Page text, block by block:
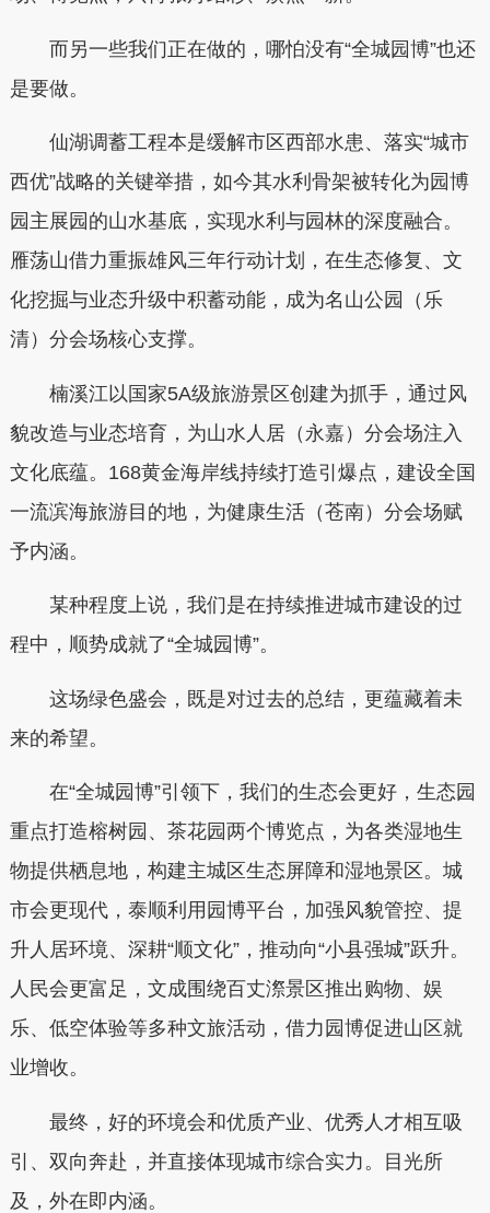
而另一些我们正在做的，哪怕没有“全城园博”也还
是要做。
仙湖调蓄工程本是缓解市区西部水患、落实“城市
西优”战略的关键举措，如今其水利骨架被转化为园博
园主展园的山水基底，实现水利与园林的深度融合。
雁荡山借力重振雄风三年行动计划，在生态修复、文
化挖掘与业态升级中积蓄动能，成为名山公园（乐
清）分会场核心支撑。
楠溪江以国家5A级旅游景区创建为抓手，通过风
貌改造与业态培育，为山水人居（永嘉）分会场注入
文化底蕴。168黄金海岸线持续打造引爆点，建设全国
一流滨海旅游目的地，为健康生活（苍南）分会场赋
予内涵。
某种程度上说，我们是在持续推进城市建设的过
程中，顺势成就了“全城园博”。
这场绿色盛会，既是对过去的总结，更蕴藏着未
来的希望。
在“全城园博”引领下，我们的生态会更好，生态园
重点打造榕树园、茶花园两个博览点，为各类湿地生
物提供栖息地，构建主城区生态屏障和湿地景区。城
市会更现代，泰顺利用园博平台，加强风貌管控、提
升人居环境、深耕“顺文化”，推动向“小县强城”跃升。
人民会更富足，文成围绕百丈漈景区推出购物、娱
乐、低空体验等多种文旅活动，借力园博促进山区就
业增收。
最终，好的环境会和优质产业、优秀人才相互吸
引、双向奔赴，并直接体现城市综合实力。目光所
及，外在即内涵。